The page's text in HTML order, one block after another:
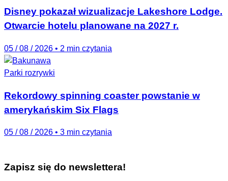
Disney pokazał wizualizacje Lakeshore Lodge.
Otwarcie hotelu planowane na 2027 r.
05 / 08 / 2026 • 2 min czytania
Parki rozrywki
Rekordowy spinning coaster powstanie w
amerykańskim Six Flags
05 / 08 / 2026 • 3 min czytania
Zapisz się do newslettera!